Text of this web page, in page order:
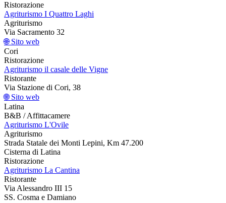
Ristorazione
Agriturismo I Quattro Laghi
Agriturismo
Via Sacramento 32
🌐 Sito web
Cori
Ristorazione
Agriturismo il casale delle Vigne
Ristorante
Via Stazione di Cori, 38
🌐 Sito web
Latina
B&B / Affittacamere
Agriturismo L'Ovile
Agriturismo
Strada Statale dei Monti Lepini, Km 47.200
Cisterna di Latina
Ristorazione
Agriturismo La Cantina
Ristorante
Via Alessandro III 15
SS. Cosma e Damiano